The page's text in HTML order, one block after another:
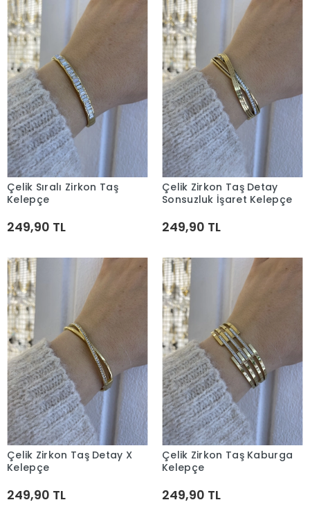
Sepete Ekle
Çelik Sıralı Zirkon Taş
Kelepçe
249,90 TL
Sepete Ekle
Çelik Zirkon Taş Detay
Sonsuzluk İşaret Kelepçe
249,90 TL
Sepete Ekle
Çelik Zirkon Taş Detay X
Kelepçe
249,90 TL
Sepete Ekle
Çelik Zirkon Taş Kaburga
Kelepçe
249,90 TL